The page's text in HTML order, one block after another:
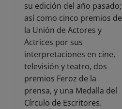
su edición del año pasado;
así como cinco premios de
la Unión de Actores y
Actrices por sus
interpretaciones en cine,
televisión y teatro, dos
premios Feroz de la
prensa, y una Medalla del
Círculo de Escritores.